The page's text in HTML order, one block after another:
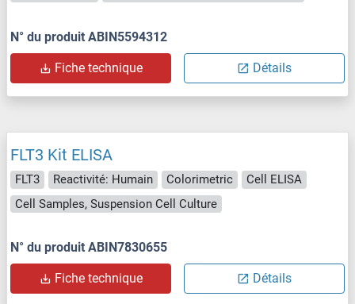
N° du produit ABIN5594312
Fiche technique Détails
FLT3 Kit ELISA
FLT3 Reactivité: Humain Colorimetric
Cell ELISA
Cell Samples, Suspension Cell Culture
N° du produit ABIN7830655
Fiche technique Détails